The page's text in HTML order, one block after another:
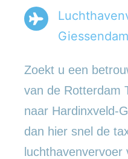
Zoekt u een
van de Rotterdam
naar Hardinxveld-
dan hier snel de